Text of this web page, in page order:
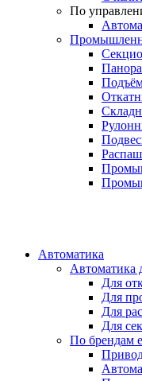
По
Автоматика
Автоматика
Для
Для
Для
Для
По брендам